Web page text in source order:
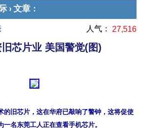
› 文章 ：
人气： 27,516
芯片业 美国警觉(图)
的旧芯片，这在华府已敲响了警钟，这将促使